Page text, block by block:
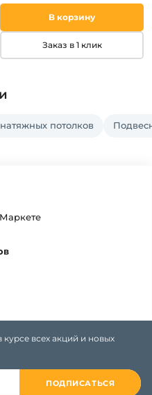
В корзину
Заказ в 1 клик
потолков
всех акций и новых
ПОДПИСАТЬСЯ